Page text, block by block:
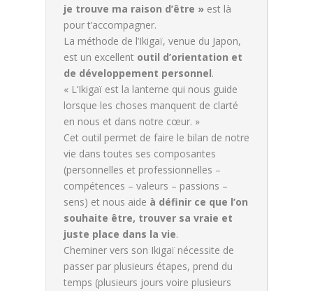
je trouve ma raison d’être »est là
pour t’accompagner.
La méthode de l’Ikigaï, venue du Japon,
est un excellent outil d’orientation et
de développement personnel.
« L’Ikigaï est la lanterne qui nous guide
lorsque les choses manquent de clarté
en nous et dans notre cœur. »
Cet outil permet de faire le bilan de notre
vie dans toutes ses composantes
(personnelles et professionnelles –
compétences – valeurs – passions –
sens) et nous aide à définir ce que l’on
souhaite être, trouver sa vraie et
juste place dans la vie.
Cheminer vers son Ikigaï nécessite de
passer par plusieurs étapes, prend du
temps (plusieurs jours voire plusieurs